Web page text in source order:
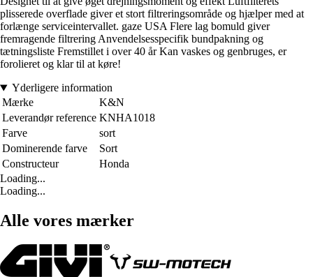
plisserede overflade giver et stort filtreringsområde og hjælper med at
forlænge serviceintervallet. gaze USA Flere lag bomuld giver
fremragende filtrering Anvendelsesspecifik bundpakning og
tætningsliste Fremstillet i over 40 år Kan vaskes og genbruges, er
forolieret og klar til at køre!
Yderligere information
Mærke
K&N
Leverandør reference KNHA1018
Farve
sort
Dominerende farve
Sort
Constructeur
Honda
Loading...
Loading...
Alle vores mærker